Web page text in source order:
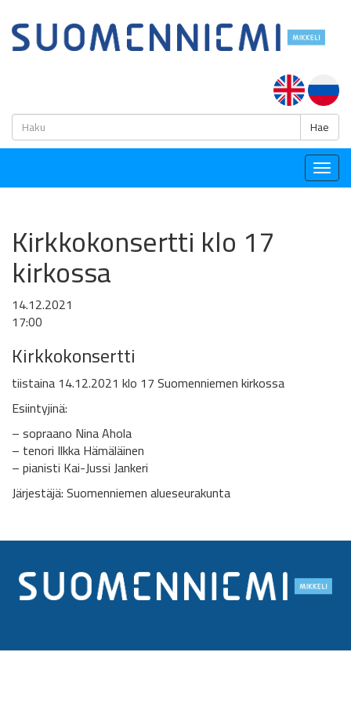
Hae
Kirkkokonsertti klo 17
kirkossa
14.12.2021
17:00
Kirkkokonsertti
tiistaina 14.12.2021 klo 17 Suomenniemen kirkossa
Esiintyjinä:
– sopraano Nina Ahola
– tenori Ilkka Hämäläinen
– pianisti Kai-Jussi Jankeri
Järjestäjä: Suomenniemen alueseurakunta